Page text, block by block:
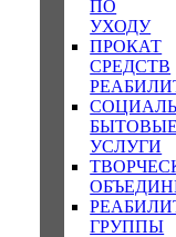
ПО
УХОДУ
ПРОКАТ
СРЕДСТВ
УСЛУГИ
ГРУППЫ